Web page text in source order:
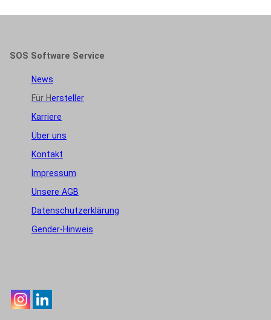
SOS Software Service
News
Für Hersteller
Karriere
Über uns
Kontakt
Impressum
Unsere AGB
Datenschutzerklärung
Gender-Hinweis